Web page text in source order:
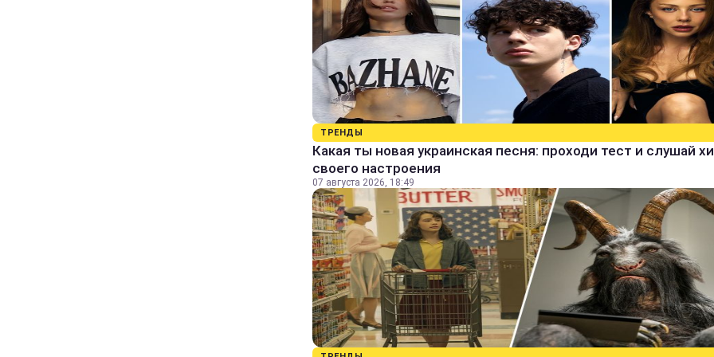
ТРЕНДЫ
Какая ты новая украинская песня: проходи тест и слушай
своего настроения
07 августа 2026, 18:49